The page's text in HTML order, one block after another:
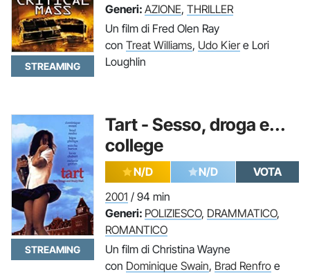
STREAMING
Generi: AZIONE, THRILLER
Un film di Fred Olen Ray
con Treat Williams, Udo Kiere Lori
Loughlin
Tart - Sesso, droga e...
college
STREAMING
N/D N/D
VOTA
2001 / 94 min
Generi: POLIZIESCO, DRAMMATICO,
ROMANTICO
Un film di Christina Wayne
con Dominique Swain, Brad Renfro e